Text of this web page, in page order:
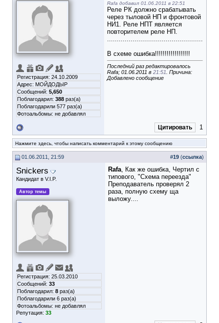
Регистрация: 24.10.2009
Адрес: МОЙДОДЫР
Сообщений: 5,650
Поблагодарил: 388 раз(а)
Поблагодарили 577 раз(а)
Фотоальбомы: не добавлял
Rafa добавил 01.06.2011 в 22:51
Реле РК должно срабатывать
через тыловой НП и фронтовой
НИ1. Реле НПТ является
повторителем реле НП.
.................................................
В схеме ошибка!!!!!!!!!!!!!!!!!!
Последний раз редактировалось
Rafa; 01.06.2011 в 21:51 . Причина:
Добавлено сообщение
Цитировать 1
Нажмите здесь, чтобы написать комментарий к этому сообщению
01.06.2011, 21:59 #19 (ссылка)
Snickers
Кандидат в V.I.P.
Автор темы
Регистрация: 25.03.2010
Сообщений: 33
Поблагодарил: 8 раз(а)
Поблагодарили 6 раз(а)
Фотоальбомы: не добавлял
Репутация: 33
Rafa, Как же ошибка, Чертил с
типового, "Схема переезда"
Преподаватель проверял 2
раза, полную схему ща
выложу....